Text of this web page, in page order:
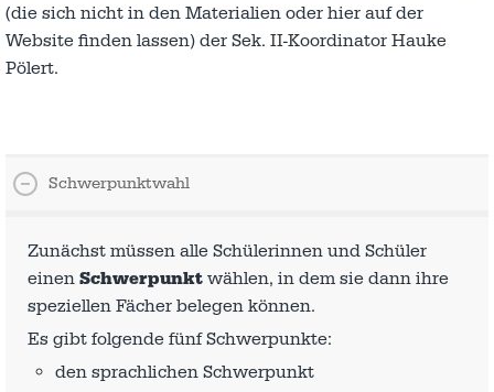
(die sich nicht in den Materialien oder hier auf der
Website finden lassen) der Sek. II-Koordinator Hauke
Pölert.
Schwerpunktwahl
Zunächst müssen alle Schülerinnen und Schüler
einen Schwerpunkt wählen, in dem sie dann ihre
speziellen Fächer belegen können.
Es gibt folgende fünf Schwerpunkte:
den sprachlichen Schwerpunkt